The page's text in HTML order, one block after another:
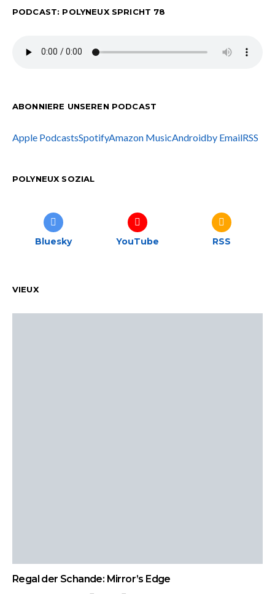
PODCAST: POLYNEUX SPRICHT 78
ABONNIERE UNSEREN PODCAST
Apple PodcastsSpotifyAmazon MusicAndroidby EmailRSS
POLYNEUX SOZIAL
Bluesky YouTube RSS
VIEUX
Regal der Schande: Mirror’s Edge